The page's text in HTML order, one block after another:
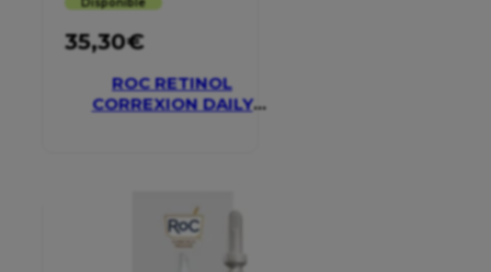
Disponible
35,30€
ROC RETINOL
CORREXION DAILY